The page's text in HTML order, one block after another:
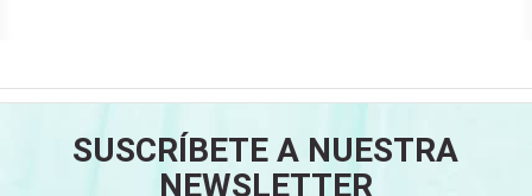
SUSCRÍBETE A NUESTRA
NEWSLETTER